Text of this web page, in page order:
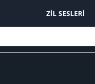
ZIL SESLERI